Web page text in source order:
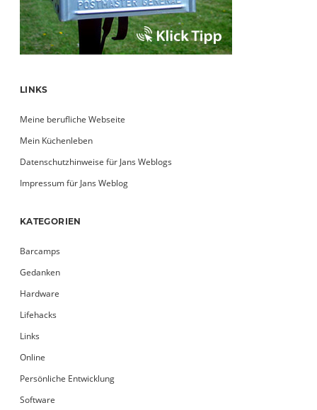
LINKS
Meine berufliche Webseite
Mein Küchenleben
Datenschutzhinweise für Jans Weblogs
Impressum für Jans Weblog
KATEGORIEN
Barcamps
Gedanken
Hardware
Lifehacks
Links
Online
Persönliche Entwicklung
Software